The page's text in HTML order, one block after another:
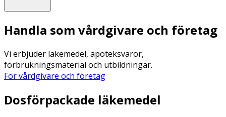
Handla som vårdgivare och företag
Vi erbjuder läkemedel, apoteksvaror,
förbrukningsmaterial och utbildningar.
För vårdgivare och företag
Dosförpackade läkemedel